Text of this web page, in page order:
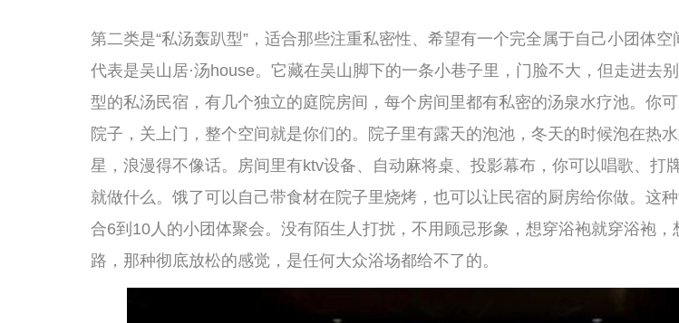
另一家值得一提的私汤轰趴型场所是沐居·私汤民宿。它在西湖景区里面，周边环境非常好，被茶园和树
林包围着。每个房间都有一个私密的汤泉池，泡池的水是软化的山泉水，对皮肤很好。沐居的风格比较
拍照，晚上回来泡汤、喝茶、聊天。房间里没有KTV那种喧闹的设备，但有很好的音响，可以连蓝牙放
自己喜欢的音乐。如果你想找一个既能放松身心、又能和朋友深度交流的地方，沐居是非常棒的选择。